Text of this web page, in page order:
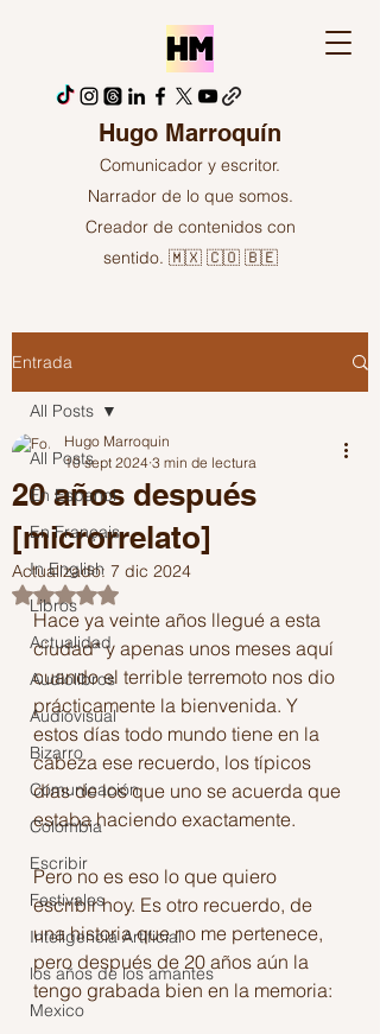
Hugo Marroquín
Comunicador y escritor.
Narrador de lo que somos.
Creador de contenidos con
sentido. 🇲🇽 🇨🇴 🇧🇪
Entrada
All Posts
En Español
En Français
In English
Libros
Actualidad
Audiolibros
Audiovisual
Bizarro
Comunicación
Colombia
Escribir
Festivales
Inteligencia Artificial
los años de los amantes
Mexico
All Posts
20 años después
[microrrelato]
Hugo Marroquin
10 sept 2024 3 min de lectura
Actualizado: 7 dic 2024
Obtuvo NaN de 5 estrellas.
Hace ya veinte años llegué a esta
ciudad* y apenas unos meses aquí
cuando el terrible terremoto nos dio
prácticamente la bienvenida. Y
estos días todo mundo tiene en la
cabeza ese recuerdo, los típicos
días de los que uno se acuerda que
estaba haciendo exactamente.
Pero no es eso lo que quiero
escribir hoy. Es otro recuerdo, de
una historia que no me pertenece,
pero después de 20 años aún la
tengo grabada bien en la memoria: